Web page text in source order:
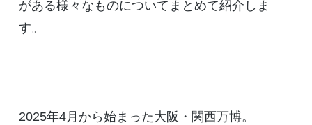
がある様々なものについてまとめて紹介しま
す。
2025年4月から始まった大阪・関西万博。